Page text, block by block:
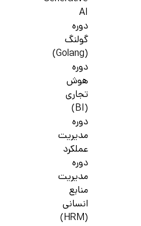
AI
دوره
گولنگ
(Golang)
دوره
هوش
تجاری
(BI)
دوره
مدیریت
عملکرد
دوره
مدیریت
منابع
انسانی
(HRM)